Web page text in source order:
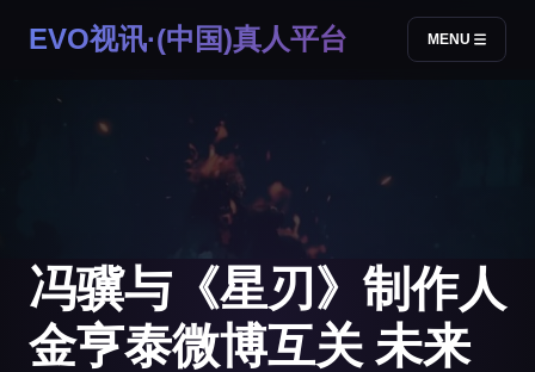
EVO视讯·(中国)真人平台 MENU
冯骥与《星刃》制作人
金亨泰微博互关 未来